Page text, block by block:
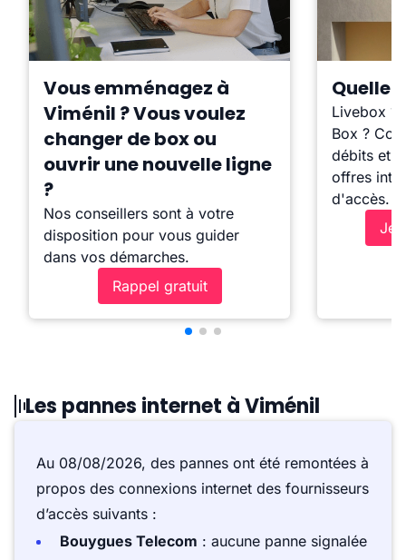
Vous emménagez à
Viménil ? Vous voulez
changer de box ou
ouvrir une nouvelle ligne
?
Nos conseillers sont à votre
disposition pour vous guider
dans vos démarches.
Rappel gratuit
Quelle
Livebox ?
Box ?
débits et
offres
d'accès.
Je
Les pannes internet à Viménil
Au 08/08/2026, des pannes ont été remontées à
propos des connexions internet des fournisseurs
d’accès suivants :
Bouygues Telecom : aucune panne signalée